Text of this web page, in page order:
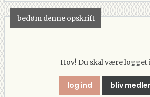
bedøm denne opskrift
Hov! Du skal være logget
log ind bliv